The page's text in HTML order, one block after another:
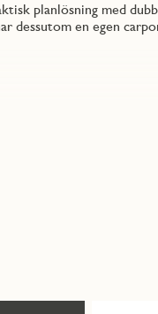
planlösning med
dessutom en egen
Grått klinkergolv